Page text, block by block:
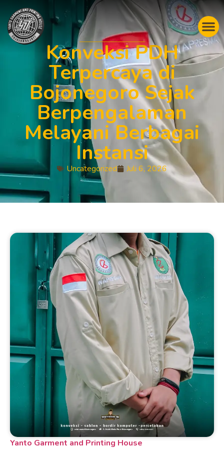
Konveksi PDH
Terpercaya di
Bojonegoro Sejak
Berpengalaman
Melayani Berbagai
Instansi
Uncategorized Juli 6, 2026
Yanto Garment and Printing House